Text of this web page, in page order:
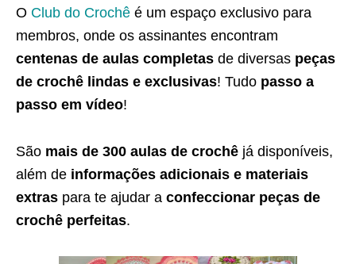
O Club do Crochê é um espaço exclusivo para
membros, onde os assinantes encontram
centenas de aulas completas de diversas peças
de crochê lindas e exclusivas! Tudo passo a
passo em vídeo!
São mais de 300 aulas de crochê já disponíveis,
além de informações adicionais e materiais
extras para te ajudar a confeccionar peças de
crochê perfeitas.